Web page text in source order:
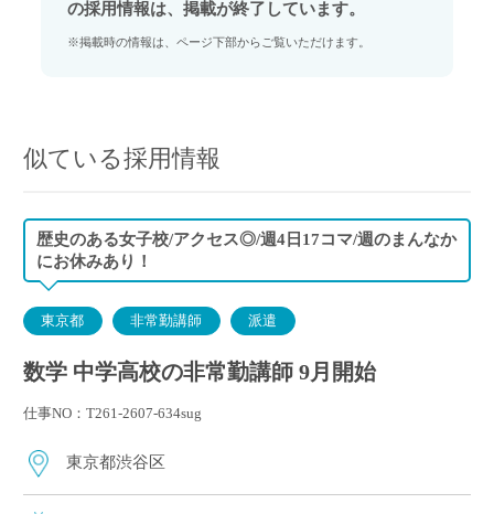
の採用情報は、掲載が終了しています。
※掲載時の情報は、ページ下部からご覧いただけます。
似ている採用情報
歴史のある女子校/アクセス◎/週4日17コマ/週のまんなか
にお休みあり！
東京都 非常勤講師 派遣
数学 中学高校の非常勤講師 9月開始
仕事NO：T261-2607-634sug
東京都渋谷区